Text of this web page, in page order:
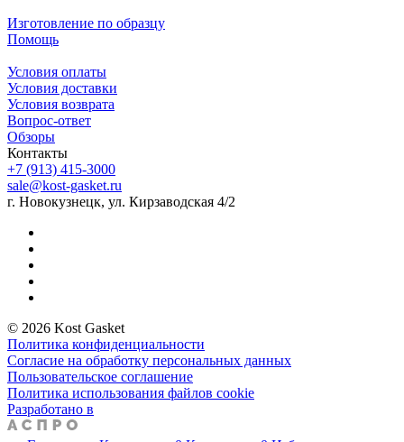
Изготовление по образцу
Помощь
Условия оплаты
Условия доставки
Условия возврата
Вопрос-ответ
Обзоры
Контакты
+7 (913) 415-3000
sale@kost-gasket.ru
г. Новокузнецк, ул. Кирзаводская 4/2
© 2026 Kost Gasket
Политика конфиденциальности
Согласие на обработку персональных данных
Пользовательское соглашение
Политика использования файлов cookie
Разработано в